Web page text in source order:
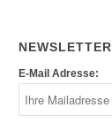
NEWSLETTER
E-Mail Adresse: